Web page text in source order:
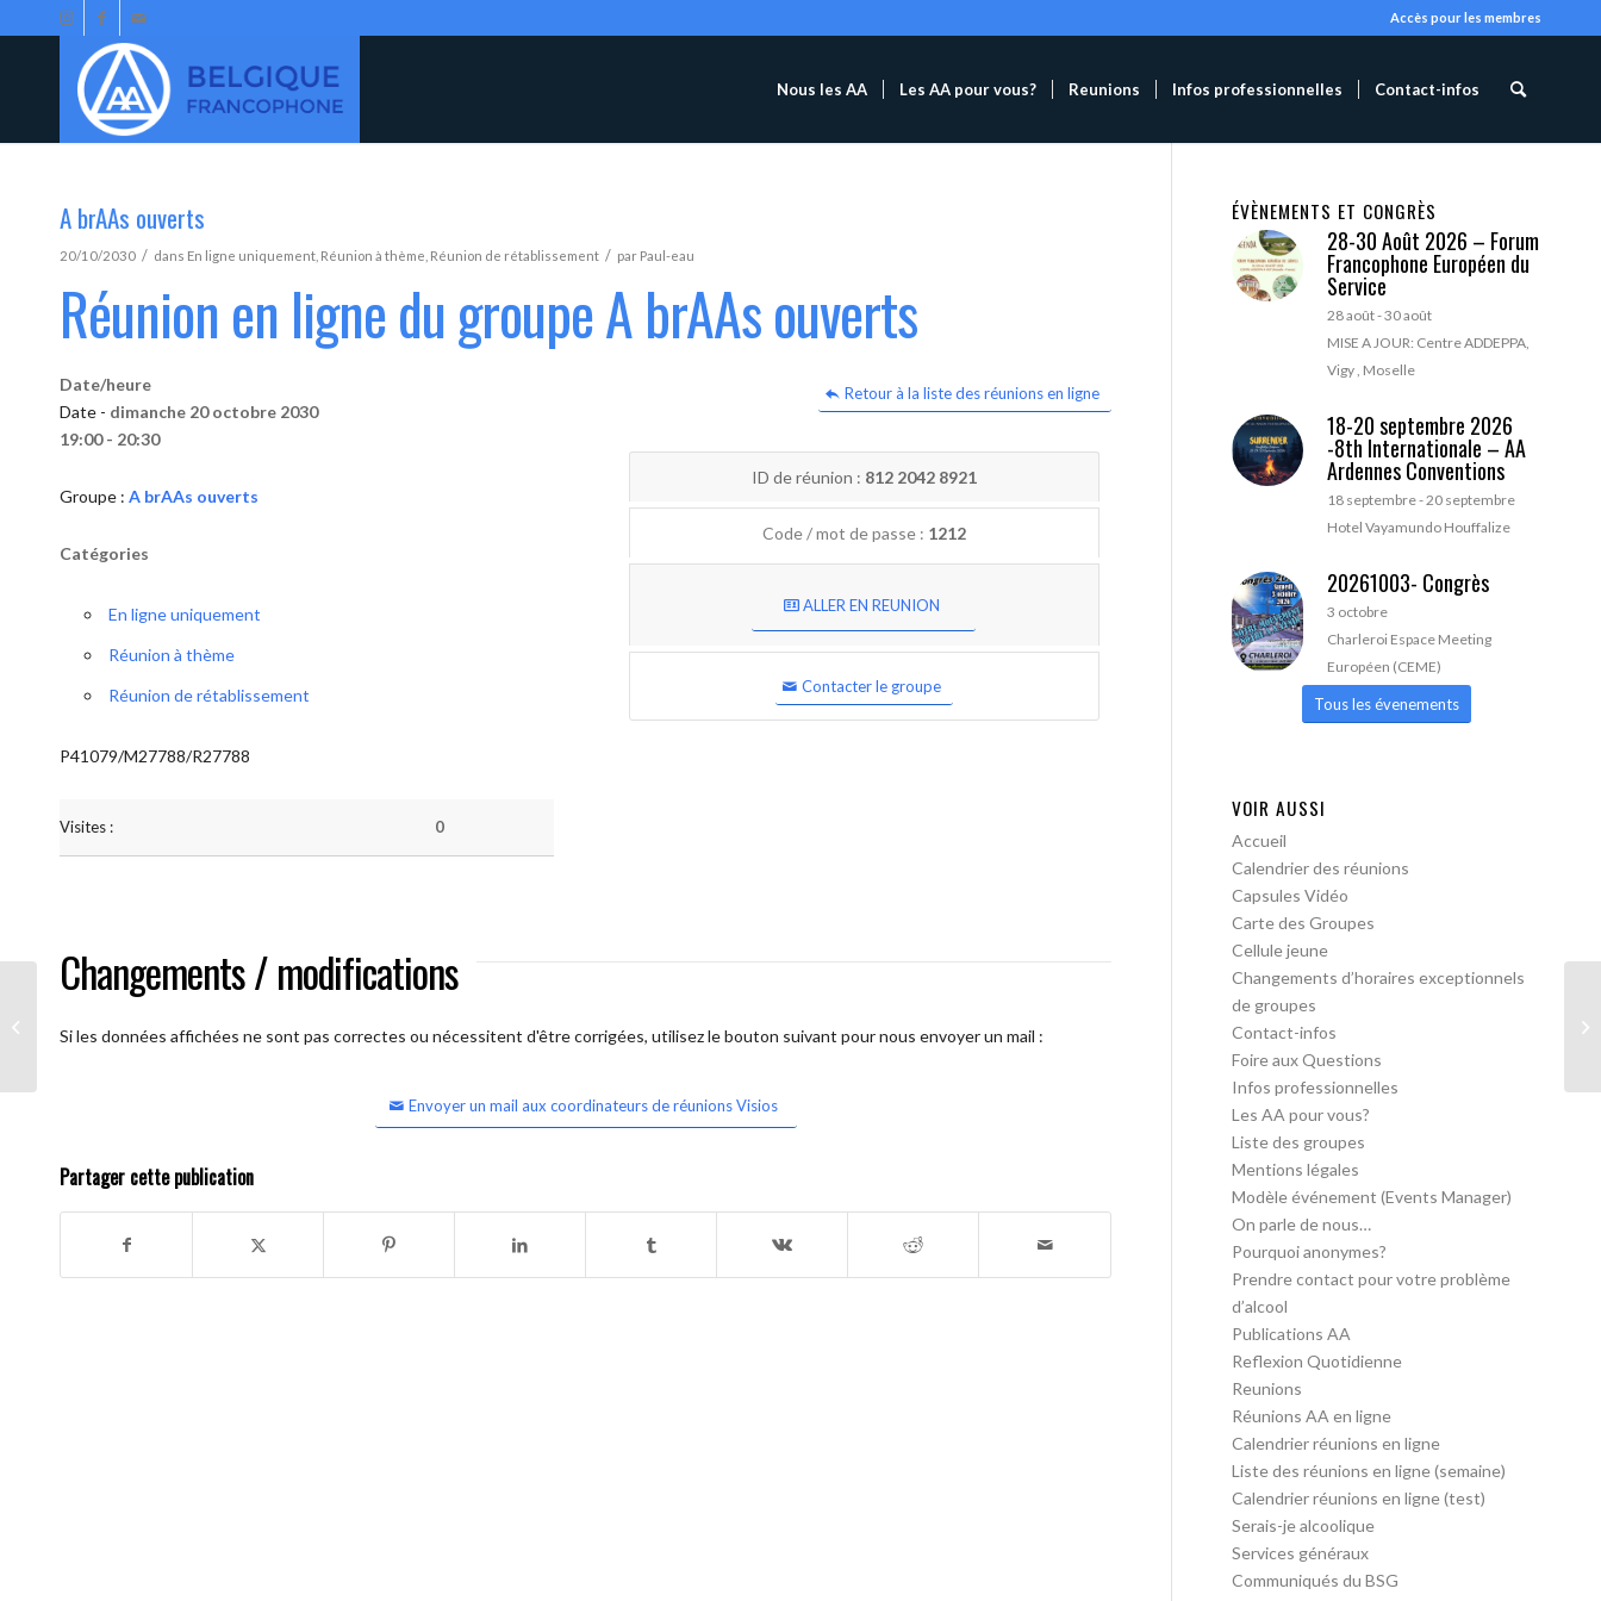
Accès pour les membres
Nous les AA Les AA pour vous? Reunions Infos professionnelles Contact-infos
A brAAs ouverts
20/10/2030 / dans En ligne uniquement Réunion à thème Réunion de rétablissement / par Paul-eau
Réunion en ligne du groupe A brAAs ouverts
Retour à la liste des réunions en ligne
Date/heure
Date - dimanche 20 octobre 2030
19:00 - 20:30
Groupe : A brAAs ouverts
Catégories
En ligne uniquement
Réunion à thème
Réunion de rétablissement
P41079/M27788/R27788
Visites : 0
ID de réunion : 812 2042 8921
Code / mot de passe : 1212
ALLER EN REUNION
Contacter le groupe
Changements / modifications
Si les données affichées ne sont pas correctes ou nécessitent d'être corrigées, utilisez le bouton suivant pour nous envoyer un mail :
Envoyer un mail aux coordinateurs de réunions Visios
Partager cette publication
ÉVÈNEMENTS ET CONGRÈS
28-30 Août 2026 – Forum
Francophone Européen du
Service
28 août-30 août
MISE A JOUR: Centre ADDEPPA,
Vigy , Moselle
18-20 septembre 2026
-8th Internationale – AA
Ardennes Conventions
18 septembre-20 septembre
Hotel Vayamundo Houffalize
20261003- Congrès
3 octobre
Charleroi Espace Meeting
Européen (CEME)
Tous les évenements
VOIR AUSSI
Accueil
Calendrier des réunions
Capsules Vidéo
Carte des Groupes
Cellule jeune
Changements d’horaires exceptionnels
de groupes
Contact-infos
Foire aux Questions
Infos professionnelles
Les AA pour vous?
Liste des groupes
Mentions légales
Modèle événement (Events Manager)
On parle de nous…
Pourquoi anonymes?
Prendre contact pour votre problème
d’alcool
Publications AA
Reflexion Quotidienne
Reunions
Réunions AA en ligne
Calendrier réunions en ligne
Liste des réunions en ligne (semaine)
Calendrier réunions en ligne (test)
Serais-je alcoolique
Services généraux
Communiqués du BSG
A